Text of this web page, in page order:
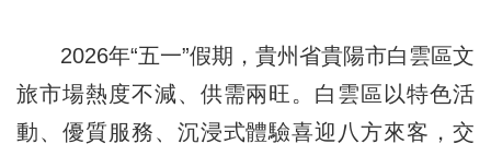
2026年“五一”假期，貴州省貴陽市白雲區文
旅市場熱度不減、供需兩旺。白雲區以特色活
動、優質服務、沉浸式體驗喜迎八方來客，交